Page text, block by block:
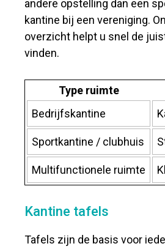
andere opstelling dan een
kantine bij een vereniging.
overzicht helpt u snel de
vinden.
Type ruimte
Bedrijfskantine
Sportkantine / clubhuis
Multifunctionele ruimte
Kantine tafels
Tafels zijn de basis voor